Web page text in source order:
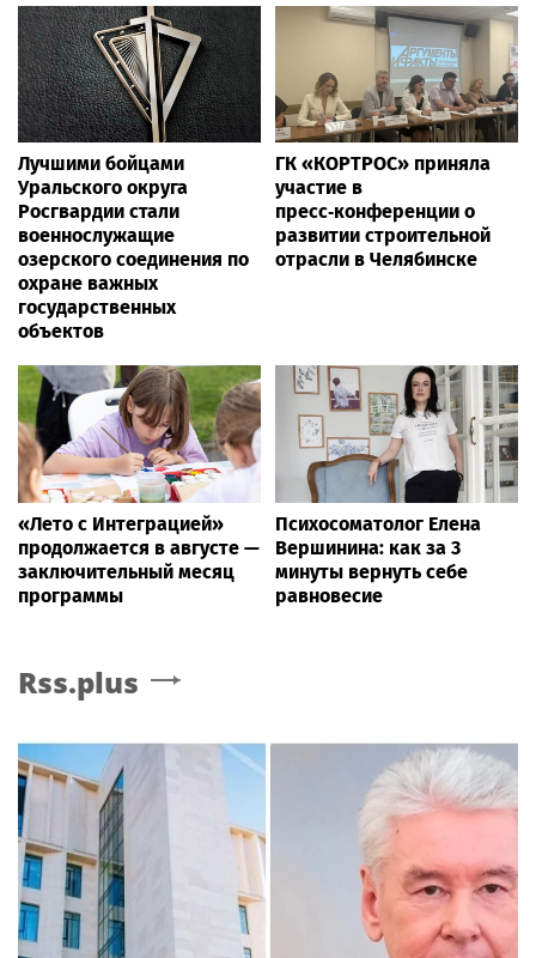
Лучшими бойцами
Уральского округа
Росгвардии стали
военнослужащие
озерского соединения по
охране важных
государственных
объектов
ГК «КОРТРОС» приняла
участие в
пресс‑конференции о
развитии строительной
отрасли в Челябинске
«Лето с Интеграцией»
продолжается в августе —
заключительный месяц
программы
Психосоматолог Елена
Вершинина: как за 3
минуты вернуть себе
равновесие
Rss.plus